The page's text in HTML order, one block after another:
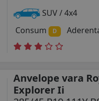
SUV / 4x4
Consum
D
Anvelope vara
Explorer Ii